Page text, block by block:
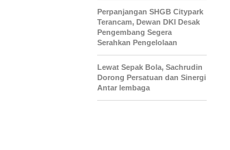
Perpanjangan SHGB Citypark
Terancam, Dewan DKI Desak
Pengembang Segera
Serahkan Pengelolaan
Lewat Sepak Bola, Sachrudin
Dorong Persatuan dan Sinergi
Antar lembaga